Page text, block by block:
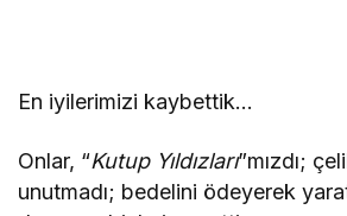
En iyilerimizi kaybettik…
Onlar, “Kutup Yıldızları”mızdı;
unutmadı; bedelini ödeyerek